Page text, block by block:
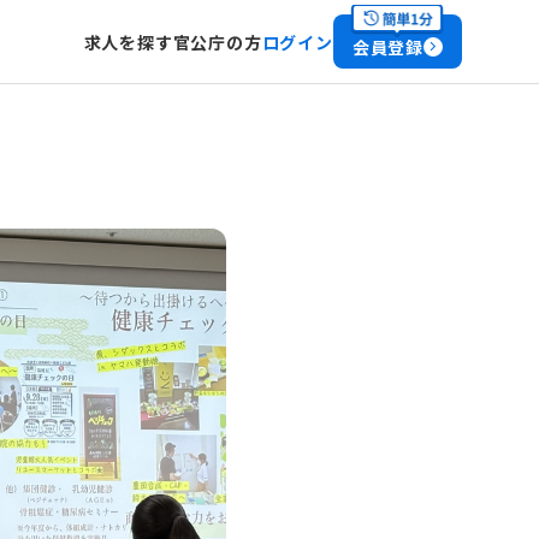
求人を探す官公庁の方ログイン 会員登録